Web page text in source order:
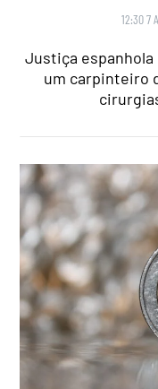
12:30 7
Justiça espanhola
um carpinteiro